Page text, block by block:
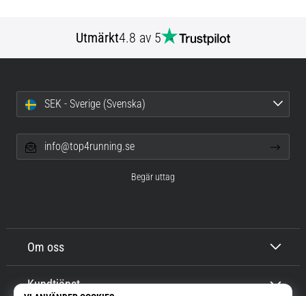
Utmärkt4.8 av 5
Om oss
Kundtjänst
SEK - Sverige (Svenska)
info@top4running.se
Begär uttag